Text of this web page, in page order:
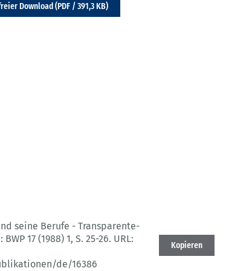
Download (PDF / 391,3 KB)
seine Berufe - Transparente-
BWP 17 (1988) 1, S. 25-26. URL:
de/16386
Kopieren